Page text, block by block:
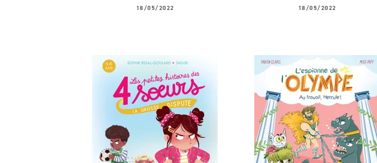
18/05/2022 18/05/2022